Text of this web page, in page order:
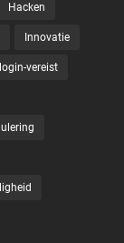
Hacken
Innovatie
login-vereist